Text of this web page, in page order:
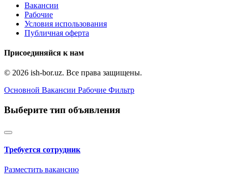
Вакансии
Рабочие
Условия использования
Публичная оферта
Присоединяйся к нам
© 2026 ish-bor.uz. Все права защищены.
Основной Вакансии Рабочие Фильтр
Выберите тип объявления
Требуется сотрудник
Разместить вакансию